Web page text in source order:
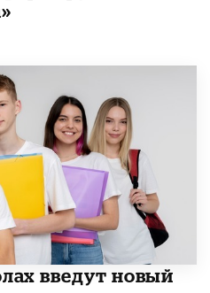
введут новый